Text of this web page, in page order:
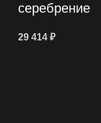
серебрение
29 414 ₽